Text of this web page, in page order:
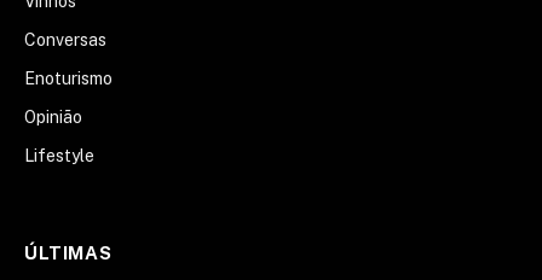
Conversas
Enoturismo
Opinião
Lifestyle
ÚLTIMAS